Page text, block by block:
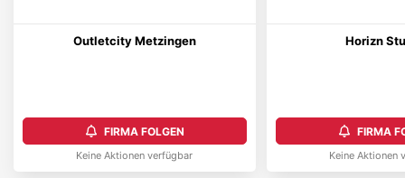
Outletcity Metzingen
FIRMA FOLGEN
Keine Aktionen verfügbar
Horizn
FIRMA
Keine Aktionen